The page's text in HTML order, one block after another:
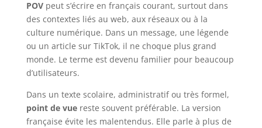
POVpeut s’écrire en français courant, surtout dans
des contextes liés au web, aux réseaux ou à la
culture numérique. Dans un message, une légende
ou un article sur TikTok, il ne choque plus grand
monde. Le terme est devenu familier pour beaucoup
d’utilisateurs.
Dans un texte scolaire, administratif ou très formel,
point de vuereste souvent préférable. La version
française évite les malentendus. Elle parle à plus de